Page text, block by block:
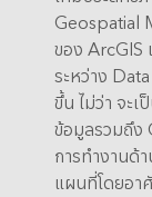
Geospatial
ของ ArcGIS
ระหว่าง
ขึ้น ไม่ว่า จะ
ข้อมูลรวมถึง
การทำงานด้
แผนที่โดยอา